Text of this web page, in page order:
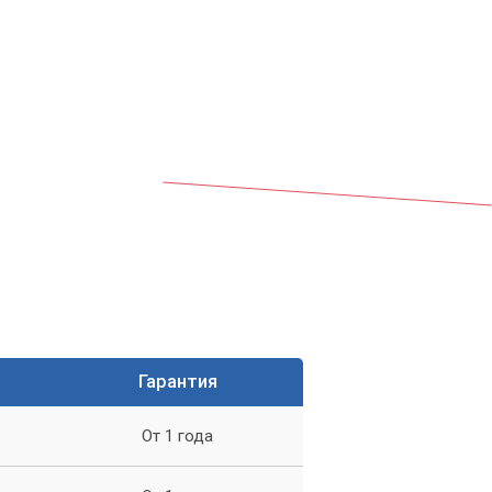
Гарантия
От 1 года